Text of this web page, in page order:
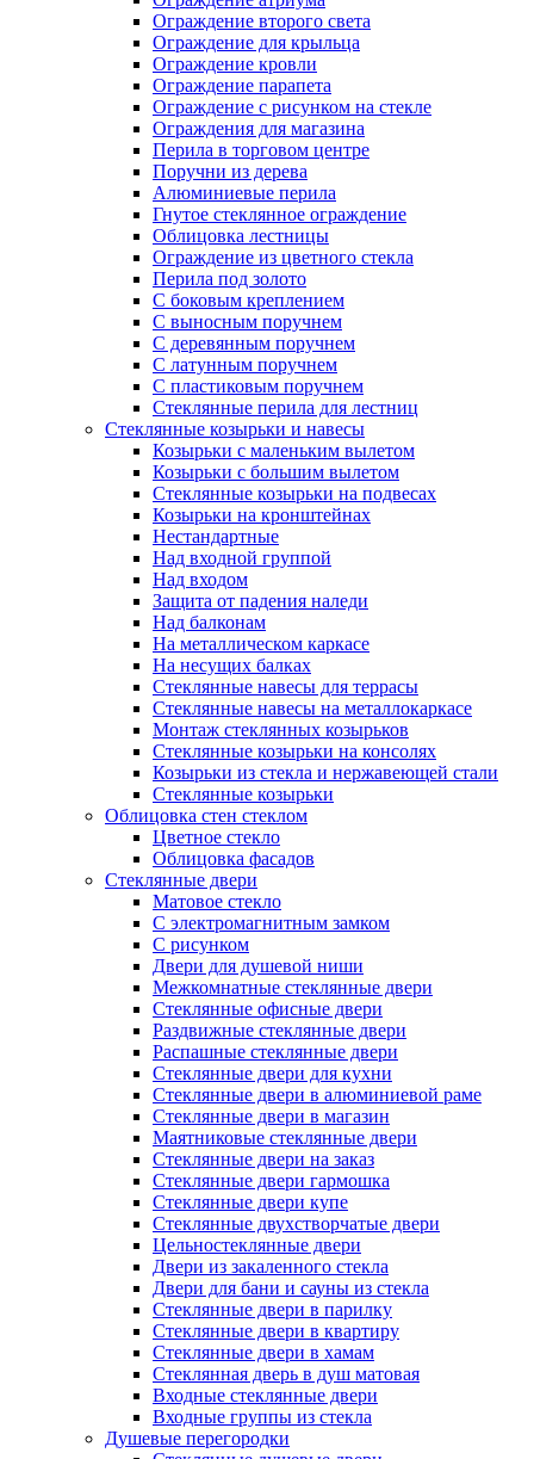
Ограждение второго света
Ограждение для крыльца
Ограждение кровли
Ограждение парапета
Ограждение с рисунком на стекле
Ограждения для магазина
Перила в торговом центре
Поручни из дерева
Алюминиевые перила
Гнутое стеклянное ограждение
Облицовка лестницы
Ограждение из цветного стекла
Перила под золото
С боковым креплением
С выносным поручнем
С деревянным поручнем
С латунным поручнем
С пластиковым поручнем
Стеклянные перила для лестниц
Стеклянные козырьки и навесы
Козырьки с маленьким вылетом
Козырьки с большим вылетом
Стеклянные козырьки на подвесах
Козырьки на кронштейнах
Нестандартные
Над входной группой
Над входом
Защита от падения наледи
Над балконам
На металлическом каркасе
На несущих балках
Стеклянные навесы для террасы
Стеклянные навесы на металлокаркасе
Монтаж стеклянных козырьков
Стеклянные козырьки на консолях
Козырьки из стекла и нержавеющей стали
Стеклянные козырьки
Облицовка стен стеклом
Цветное стекло
Облицовка фасадов
Стеклянные двери
Матовое стекло
С электромагнитным замком
С рисунком
Двери для душевой ниши
Межкомнатные стеклянные двери
Стеклянные офисные двери
Раздвижные стеклянные двери
Распашные стеклянные двери
Стеклянные двери для кухни
Стеклянные двери в алюминиевой раме
Стеклянные двери в магазин
Маятниковые стеклянные двери
Стеклянные двери на заказ
Стеклянные двери гармошка
Стеклянные двери купе
Стеклянные двухстворчатые двери
Цельностеклянные двери
Двери из закаленного стекла
Двери для бани и сауны из стекла
Стеклянные двери в парилку
Стеклянные двери в квартиру
Стеклянные двери в хамам
Стеклянная дверь в душ матовая
Входные стеклянные двери
Входные группы из стекла
Душевые перегородки